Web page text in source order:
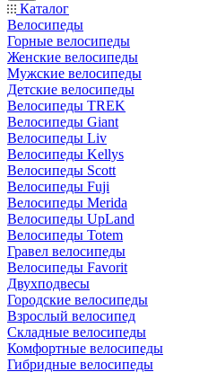
Каталог
Велосипеды
Горные велосипеды
Женские велосипеды
Мужские велосипеды
Детские велосипеды
Велосипеды TREK
Велосипеды Giant
Велосипеды Liv
Велосипеды Kellys
Велосипеды Scott
Велосипеды Fuji
Велосипеды Merida
Велосипеды UpLand
Велосипеды Totem
Гравел велосипеды
Велосипеды Favorit
Двухподвесы
Городские велосипеды
Взрослый велосипед
Складные велосипеды
Комфортные велосипеды
Гибридные велосипеды